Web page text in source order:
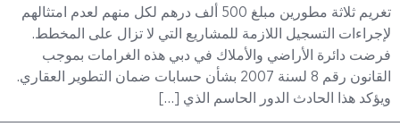
تغريم ثلاثة مطورين مبلغ 500 ألف درهم لكل منهم لعدم امتثالهم
لإجراءات التسجيل اللازمة للمشاريع التي لا تزال على المخطط.
فرضت دائرة الأراضي والأملاك في دبي هذه الغرامات بموجب
القانون رقم 8 لسنة 2007 بشأن حسابات ضمان التطوير العقاري.
ويؤكد هذا الحادث الدور الحاسم الذي […]